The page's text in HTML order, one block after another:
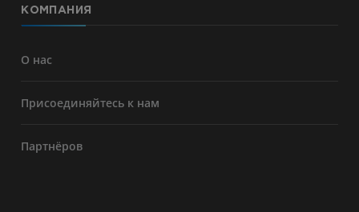
КОМПАНИЯ
О нас
Присоединяйтесь к нам
Партнёров